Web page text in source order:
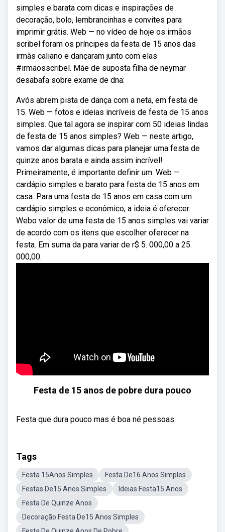
simples e barata com dicas e inspirações de
decoração, bolo, lembrancinhas e convites para
imprimir grátis. Web — no vídeo de hoje os irmãos
scribel foram os príncipes da festa de 15 anos das
irmãs caliano e dançaram junto com elas
#irmaosscribel. Mãe de suposta filha de neymar
desabafa sobre exame de dna:
Avós abrem pista de dança com a neta, em festa de
15. Web — fotos e ideias incríveis de festa de 15 anos
simples. Que tal agora se inspirar com 50 ideias lindas
de festa de 15 anos simples? Web — neste artigo,
vamos dar algumas dicas para planejar uma festa de
quinze anos barata e ainda assim incrível!
Primeiramente, é importante definir um. Web —
cardápio simples e barato para festa de 15 anos em
casa. Para uma festa de 15 anos em casa com um
cardápio simples e econômico, a ideia é oferecer.
Webo valor de uma festa de 15 anos simples vai variar
de acordo com os itens que escolher oferecer na
festa. Em suma da para variar de r$ 5. 000,00 a 25.
000,00.
Festa de 15 anos de pobre dura pouco
Festa que dura pouco mas é boa né pessoas.
Tags
Festa 15Anos Simples
Festa De16 Anos Simples
Festas De15 Anos Simples
Ideias Festa15 Anos
Festa De Quinze Anos
Decoração Festa De15 Anos Simples